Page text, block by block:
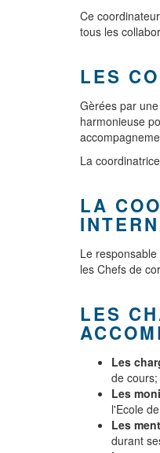
Ce
tous les
LES
Gèrées par
harmonieuse
La
LA
Le
les Chefs de
LES
Les
de cours;
Les
l'Ecole
Les
durant